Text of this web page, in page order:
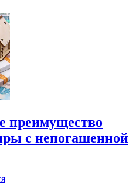
преимущество
с непогашенной